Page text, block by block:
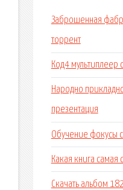
Заброшенная
торрент
Код4 мультиплеер
Народно
презентация
Обучение фокусы
Какая книга самая
Скачать альбом